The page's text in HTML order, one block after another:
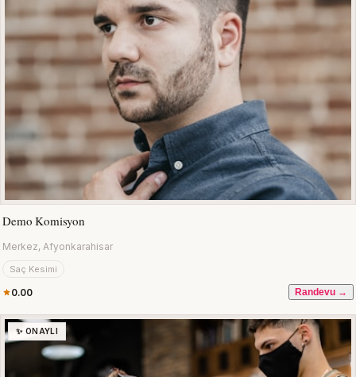
Demo Komisyon
Merkez, Afyonkarahisar
Saç Kesimi
0.00 Randevu →
✨ ONAYLI